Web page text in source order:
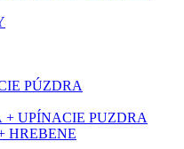
PÚZDRA
UPÍNACIE PUZDRA
HREBENE